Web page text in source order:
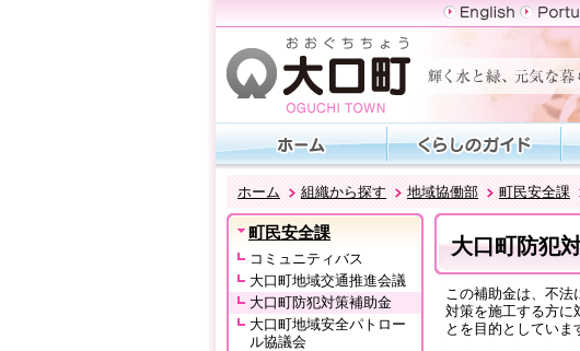
ホーム 組織から探す 地域協働部 町民安全課
町民安全課
コミュニティバス
大口町地域交通推進会議
大口町防犯対策補助金
大口町地域安全パトロー
ル協議会
大口町防犯
この補助金は、不法
対策を施工する方に
とを目的としていま